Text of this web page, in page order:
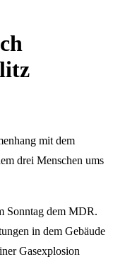
mit dem
drei Menschen ums
Sonntag dem MDR.
in dem Gebäude
Gasexplosion